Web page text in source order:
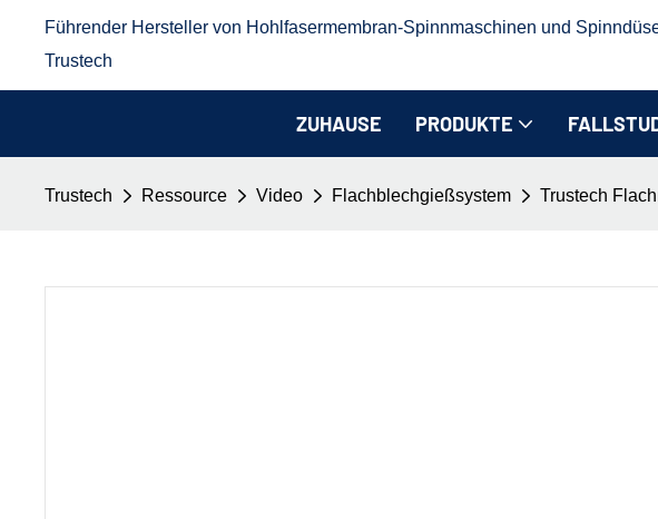
Führender Hersteller von Hohlfasermembran-Spinnmaschinen und
Trustech
ZUHAUSE PRODUKTE
Trustech Ressource Video Flachblechgießsystem Trustech